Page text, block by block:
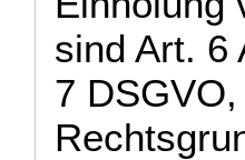
sind Art. 6
7